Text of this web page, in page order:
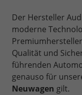
Der Hersteller
moderne
Qualität und
führenden
genauso für
Neuwagen gilt.